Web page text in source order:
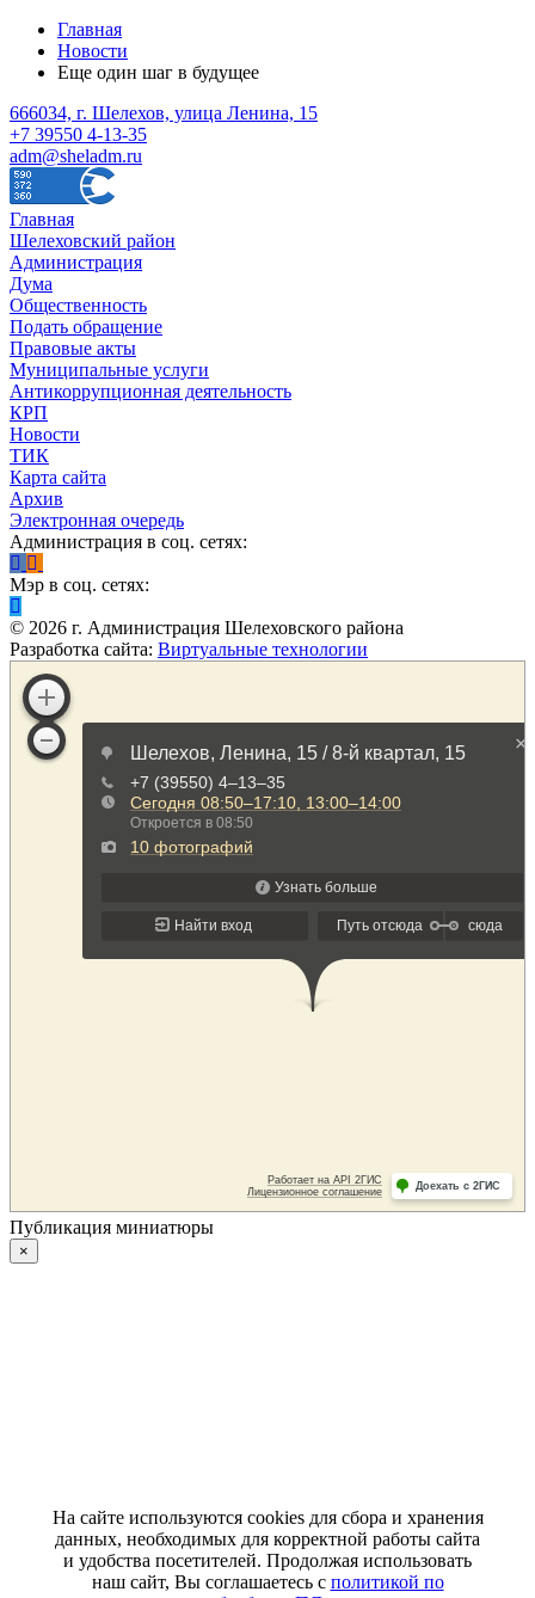
Главная
Новости
Еще один шаг в будущее
666034, г. Шелехов, улица Ленина, 15
+7 39550 4-13-35
adm@sheladm.ru
Главная
Шелеховский район
Администрация
Дума
Общественность
Подать обращение
Правовые акты
Муниципальные услуги
Антикоррупционная деятельность
КРП
Новости
ТИК
Карта сайта
Архив
Электронная очередь
Администрация в соц. сетях:
Мэр в соц. сетях:
© 2026 г. Администрация Шелеховского района
Разработка сайта: Виртуальные технологии
Публикация миниатюры
×
На сайте используются cookies для сбора и хранения
данных, необходимых для корректной работы сайта
и удобства посетителей. Продолжая использовать
наш сайт, Вы соглашаетесь с политикой по